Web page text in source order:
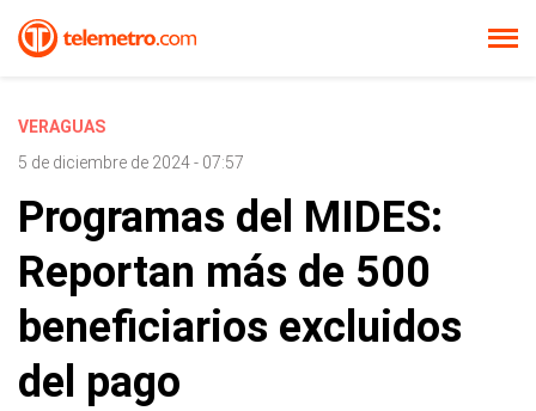
VERAGUAS
5 de diciembre de 2024 - 07:57
Programas del MIDES:
Reportan más de 500
beneficiarios excluidos
del pago